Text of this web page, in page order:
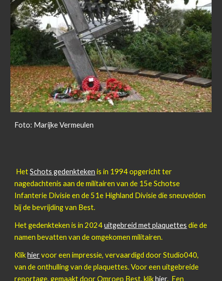
Foto: Marijke Vermeulen
HetSchots gedenkteken is in 1994 opgericht ter
nagedachtenis aan de militairen van de 15e Schotse
Infanterie Divisie en de 51e Highland Divisie die sneuvelden
bij de bevrijding van Best.
Hetgedenkteken is in 2024 uitgebreid met plaquettes die de
namen bevatten van de omgekomen militairen.
Klikhiervoor een impressie,vervaardigd door Studio040,
van de onthulling van de plaquettes. Voor een uitgebreide
reportage, gemaakt door Omroep Best, klikhier. Een